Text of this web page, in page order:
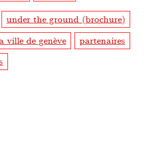
under the ground (brochure)
ville de genève
partenaires